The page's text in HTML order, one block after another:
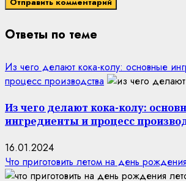
Ответы по теме
Из чего делают кока-колу: основные
процесс производства
Из чего делают кока-колу:
ингредиенты и процесс
16.01.2024
Что приготовить летом на день